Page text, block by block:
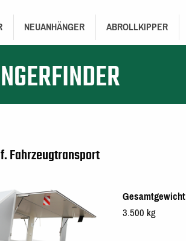
NEUANHÄNGER ABROLLKIPPER
Fahrzeugtransport
Gesamtgewicht
3.500 kg